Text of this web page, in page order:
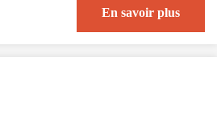
En savoir plus